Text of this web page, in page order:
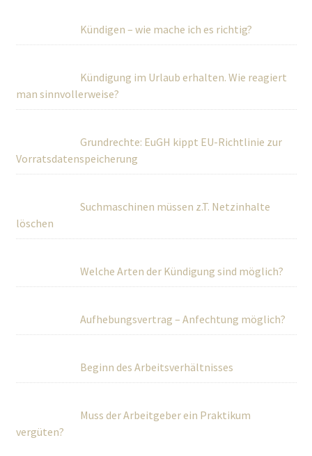
Kündigen – wie mache ich es richtig?
Kündigung im Urlaub erhalten. Wie reagiert
man sinnvollerweise?
Grundrechte: EuGH kippt EU-Richtlinie zur
Vorratsdatenspeicherung
Suchmaschinen müssen z.T. Netzinhalte
löschen
Welche Arten der Kündigung sind möglich?
Aufhebungsvertrag – Anfechtung möglich?
Beginn des Arbeitsverhältnisses
Muss der Arbeitgeber ein Praktikum
vergüten?